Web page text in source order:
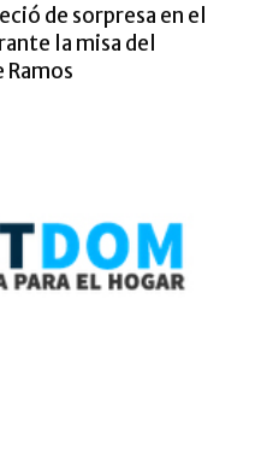
de sorpresa en el
la misa del
Ramos